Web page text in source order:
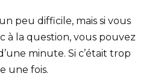
peu difficile, mais si vous
la question, vous pouvez
minute. Si c’était trop
une fois.